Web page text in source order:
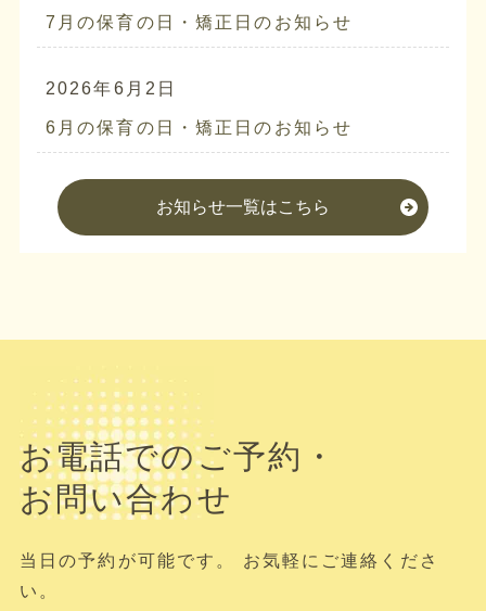
7月の保育の日・矯正日のお知らせ
2026年6月2日
6月の保育の日・矯正日のお知らせ
お知らせ一覧はこちら
お電話でのご予約・
お問い合わせ
当日の予約が可能です。 お気軽にご連絡くださ
い。